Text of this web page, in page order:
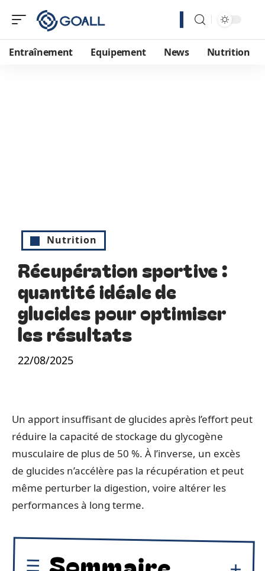
Entraînement Equipement News Nutrition
Nutrition
Récupération sportive :
quantité idéale de
glucides pour optimiser
les résultats
22/08/2025
Un apport insuffisant de glucides après l’effort peut
réduire la capacité de stockage du glycogène
musculaire de plus de 50 %. À l’inverse, un excès
de glucides n’accélère pas la récupération et peut
même perturber la digestion, voire altérer les
performances à long terme.